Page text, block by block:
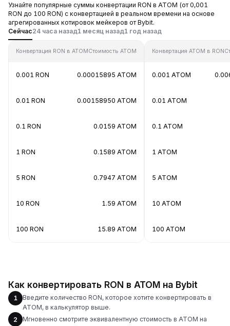
Узнайте популярные суммы конвертации RON в ATOM (от 0,001
RON до 100 RON) с конвертацией в реальном времени на основе
агрегированных котировок мейкеров от Bybit.
Сейчас24 часа назад1 месяц назад1 год назад
Конвертация RON в ATOMСтоимость ATOM
0.001 RON 0.00015895 ATOM
0.01 RON 0.00158950 ATOM
0.1 RON 0.0159 ATOM
1 RON 0.1589 ATOM
5 RON 0.7947 ATOM
10 RON 1.59 ATOM
100 RON 15.89 ATOM
Конвертация ATOM в RON
0.001 ATOM
0.01 ATOM
0.1 ATOM
1 ATOM
5 ATOM
10 ATOM
100 ATOM
Как конвертировать RON в ATOM на Bybit
1
Введите количество RON, которое хотите конвертировать в
ATOM, в калькулятор выше.
2
Мгновенно смотрите эквивалентную стоимость в ATOM на